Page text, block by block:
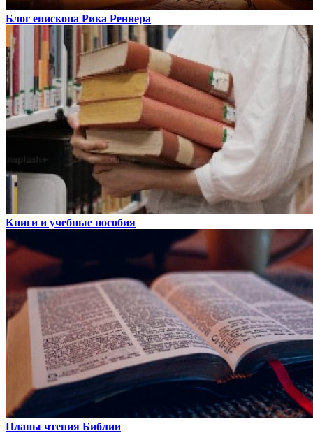
Блог епископа Рика Реннера
Книги и учебные пособия
Планы чтения Библии